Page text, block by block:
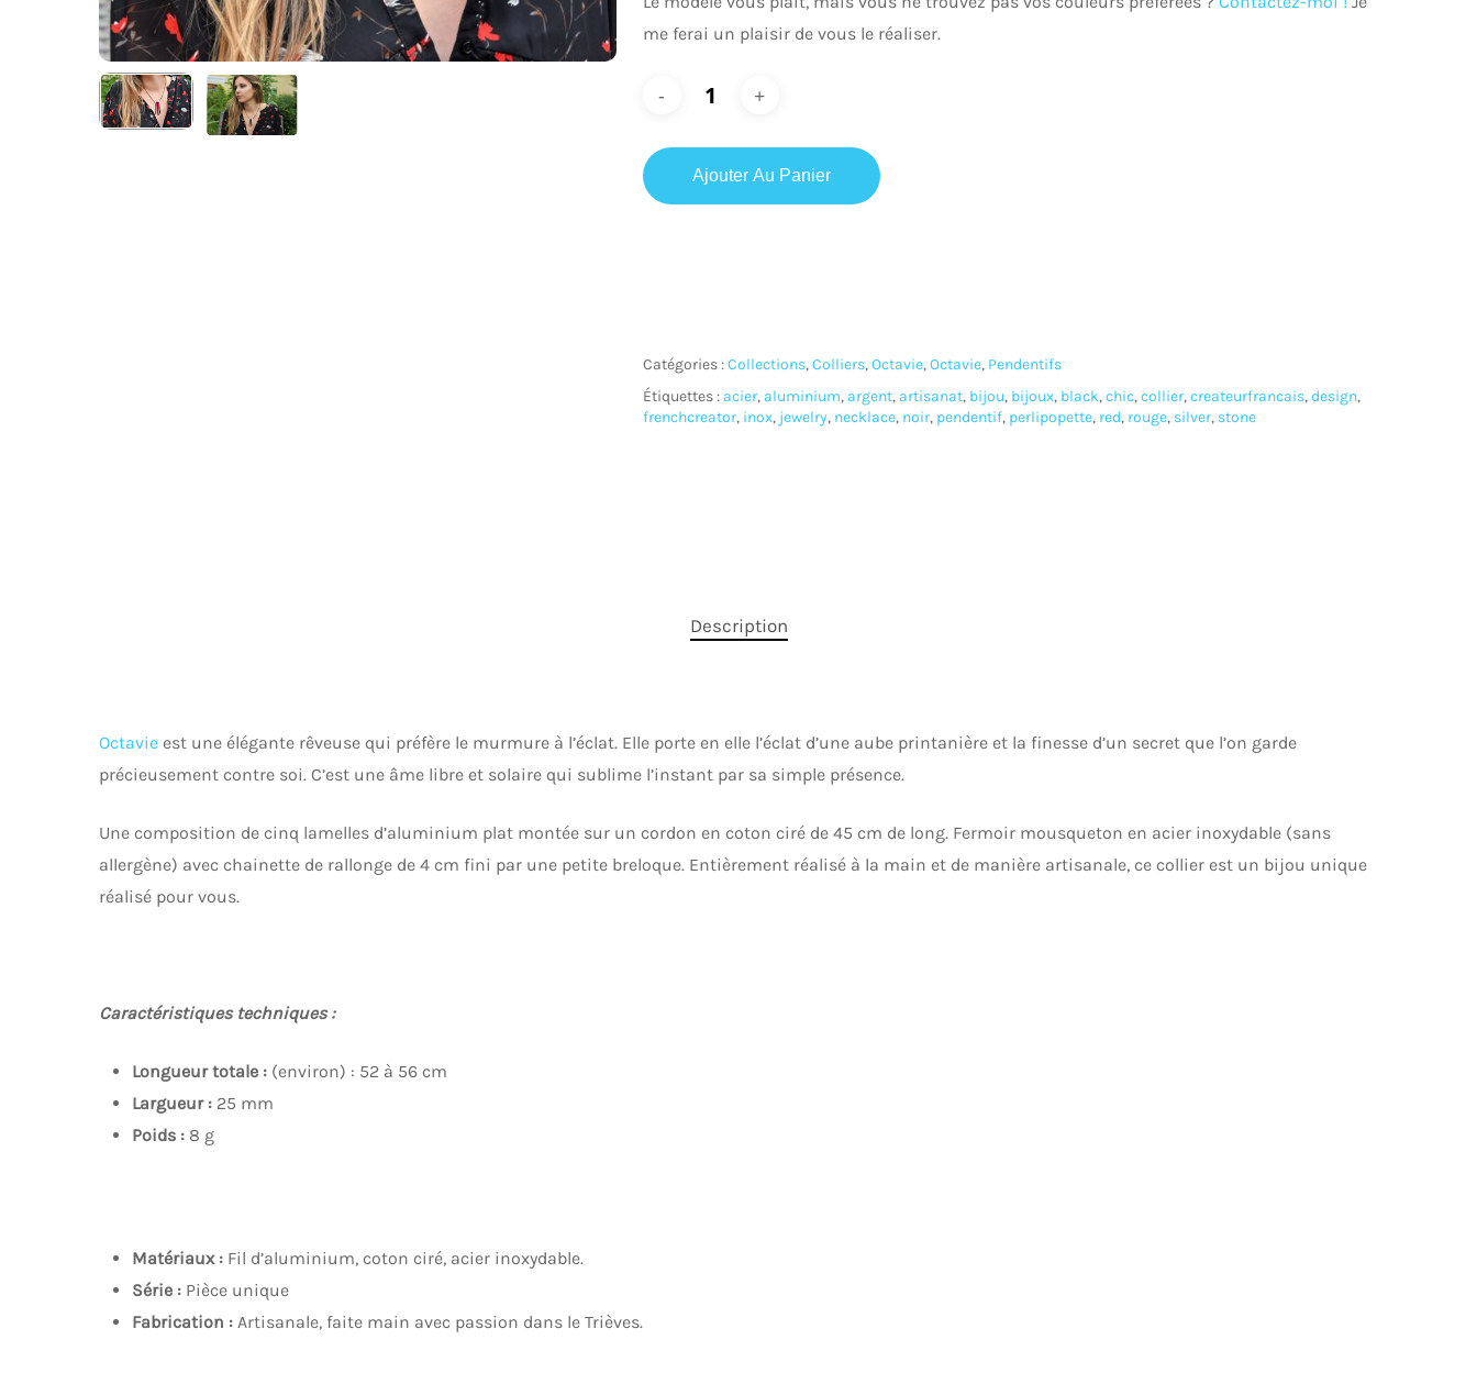
me ferai un plaisir de vous le réaliser.
Ajouter Au Panier
Catégories :Collections,Colliers,Octavie,Octavie, Pendentifs
Étiquettes : acier, aluminium, argent, artisanat, bijou, bijoux, black,chic,collier,createurfrancais,design,
frenchcreator, inox, jewelry, necklace, noir, pendentif, perlipopette, red, rouge, silver, stone
Description
Octavie est une élégante rêveuse qui préfère le murmure à l’éclat. Elle porte en elle l’éclat d’une aube printanière et la finesse d’un secret que l’on garde
précieusement contre soi. C’est une âme libre et solaire qui sublime l’instant par sa simple présence.
Une composition de cinq lamelles d’aluminium plat montée sur un cordon en coton ciré de 45 cm de long. Fermoir mousqueton en acier inoxydable (sans
allergène) avec chainette de rallonge de 4 cm fini par une petite breloque. Entièrement réalisé à la main et de manière artisanale, ce collier est un bijou unique
réalisé pour vous.
Caractéristiques techniques :
Longueur totale : (environ) : 52 à 56 cm
Largueur : 25 mm
Poids : 8 g
Matériaux : Fil d’aluminium, coton ciré, acier inoxydable.
Série : Pièce unique
Fabrication : Artisanale, faite main avec passion dans le Trièves.